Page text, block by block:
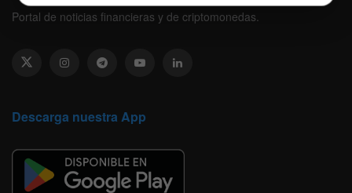
Portal de noticias financieras y de criptomonedas.
Descarga nuestra App